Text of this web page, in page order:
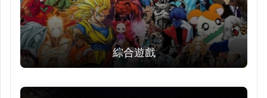
綜合遊戲